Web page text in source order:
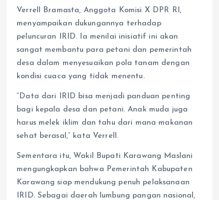
Verrell Bramasta, Anggota Komisi X DPR RI,
menyampaikan dukungannya terhadap
peluncuran IRID. Ia menilai inisiatif ini akan
sangat membantu para petani dan pemerintah
desa dalam menyesuaikan pola tanam dengan
kondisi cuaca yang tidak menentu.
“Data dari IRID bisa menjadi panduan penting
bagi kepala desa dan petani. Anak muda juga
harus melek iklim dan tahu dari mana makanan
sehat berasal,” kata Verrell.
Sementara itu, Wakil Bupati Karawang Maslani
mengungkapkan bahwa Pemerintah Kabupaten
Karawang siap mendukung penuh pelaksanaan
IRID. Sebagai daerah lumbung pangan nasional,